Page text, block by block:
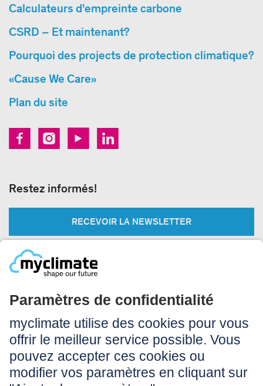
Calculateurs d'empreinte carbone
CSRD – Et maintenant?
Pourquoi des projects de protection climatique?
«Cause We Care»
Plan du site
Restez informés!
RECEVOIR LA NEWSLETTER
Impressum
Conditions d’utilisation
CGV
Protection des données